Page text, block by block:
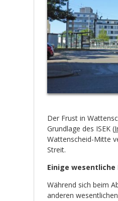
Der Frust in
Grundlage des ISEK (
Wattenscheid-Mitte
Streit.
Einige wesentliche
Während sich beim
anderen